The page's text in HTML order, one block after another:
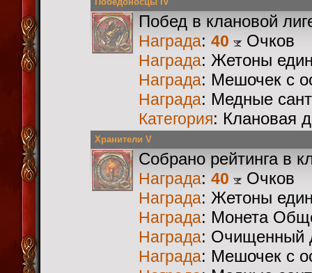
Побед в клановой
Награда: 40 Очков
Награда: Жетоны
Награда: Мешочек с
Награда: Медные
Категория: Клановая
Хранители V
Собрано рейтинга в
Награда: 40 Очков
Награда: Жетоны
Награда: Монета
Награда: Очищенный
Награда: Мешочек с